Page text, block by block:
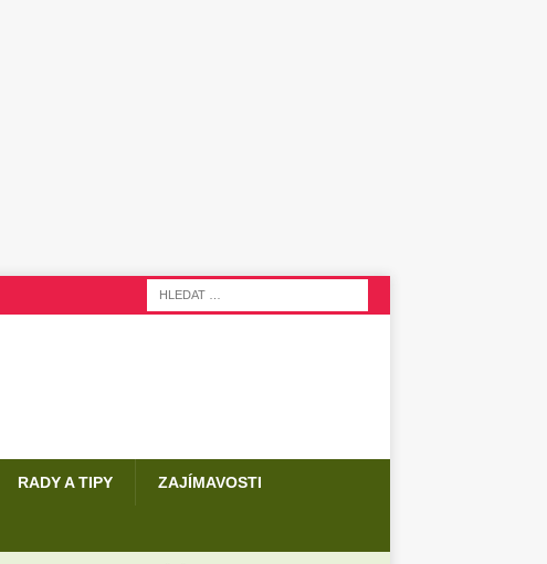
RADY A TIPY ZAJÍMAVOSTI